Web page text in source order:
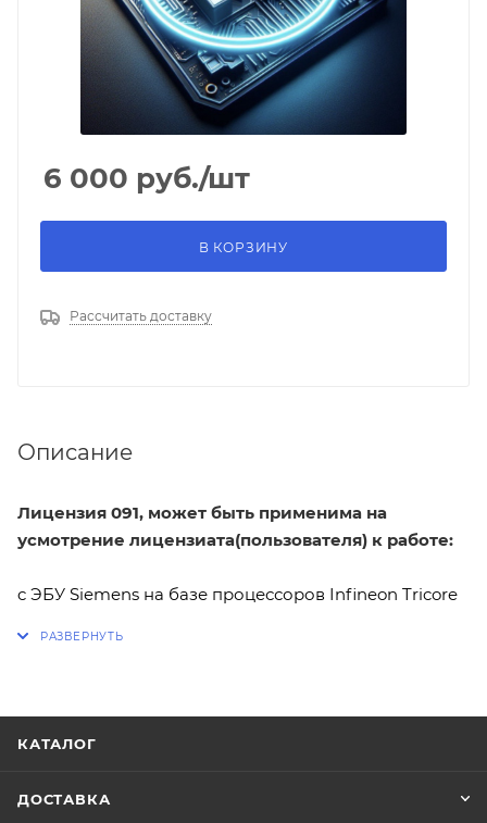
6 000 руб./шт
В КОРЗИНУ
Рассчитать доставку
Описание
Лицензия 091, может быть применима на
усмотрение лицензиата(пользователя) к работе:
c ЭБУ Siemens на базе процессоров Infineon Tricore
Чтение Full Flash / Запись области калибровок и
КАТАЛОГ
ДОСТАВКА